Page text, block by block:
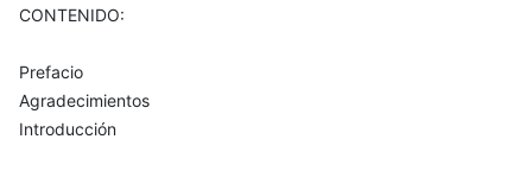
CONTENIDO:
Prefacio
Agradecimientos
Introducción